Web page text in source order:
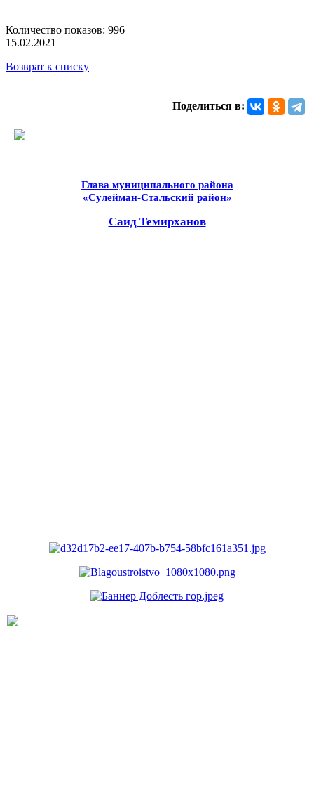
Количество показов: 996
15.02.2021
Возврат к списку
Поделиться в:
Глава муниципального района
«Сулейман-Стальский район»
Саид Темирханов